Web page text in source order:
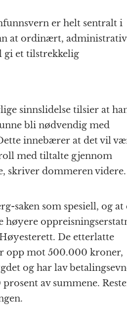
er helt sentralt i
at ordinært,
gi et tilstrekkelig
sinnslidelse tilsier at
bli nødvendig med
innebærer at det vil
med tiltalte gjennom
skriver dommeren videre.
saken som spesiell, og at
høyere
De etterlatte
opp mot 500.000 kroner,
og har lav
av summene.